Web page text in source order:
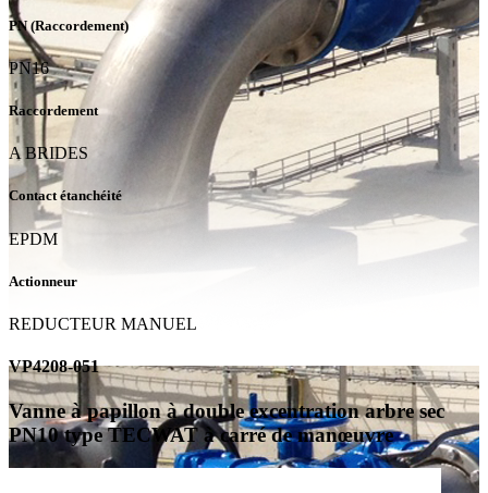
PN (Raccordement)
PN16
Raccordement
A BRIDES
Contact étanchéité
EPDM
Actionneur
REDUCTEUR MANUEL
VP4208-051
Vanne à papillon à double excentration arbre sec
PN10 type TECWAT à carré de manœuvre